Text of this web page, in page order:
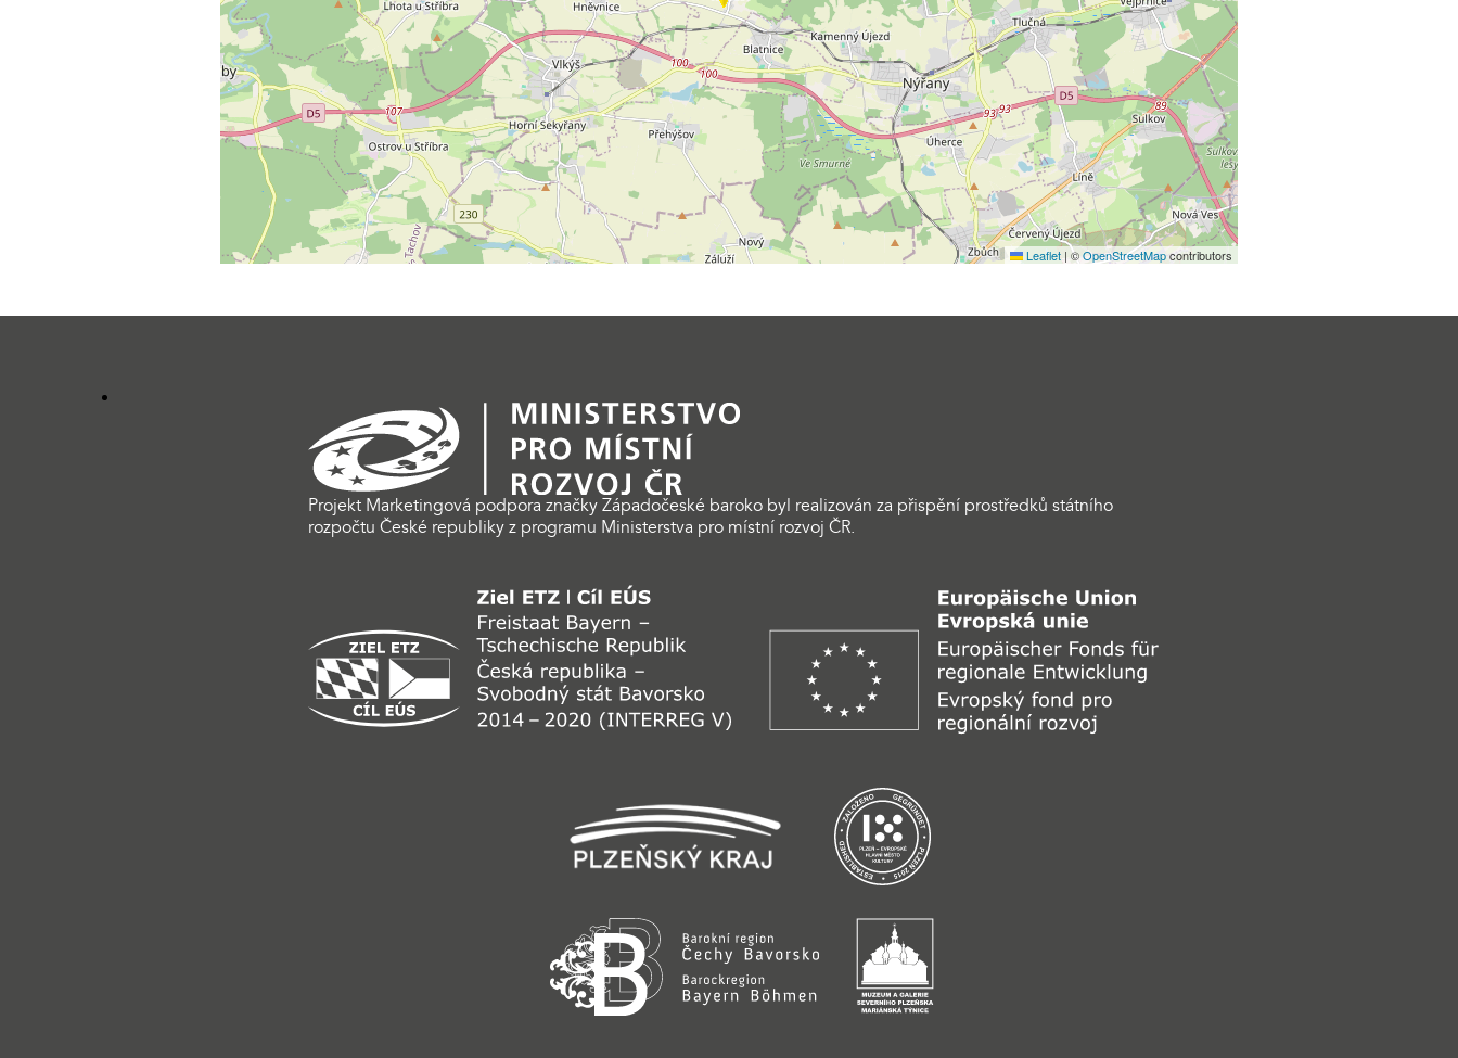
Leaflet | ©OpenStreetMapcontributors
Projekt Marketingová podpora značky Západočeské baroko byl realizován za přispění prostředků státního
rozpočtu České republiky z programu Ministerstva pro místní rozvoj ČR.